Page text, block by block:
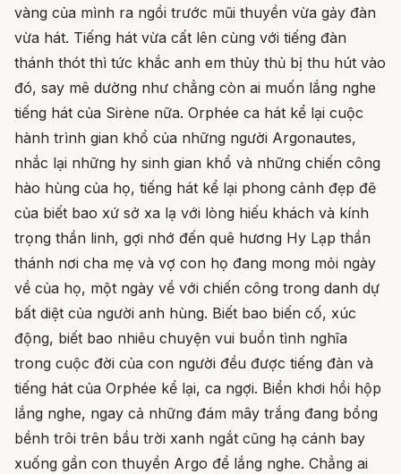
vàng của mình ra ngồi trước mũi thuyền vừa gảy đàn
vừa hát. Tiếng hát vừa cất lên cùng với tiếng đàn
thánh thót thì tức khắc anh em thủy thủ bị thu hút vào
đó, say mê dường như chẳng còn ai muốn lắng nghe
tiếng hát của Sirène nữa. Orphée ca hát kể lại cuộc
hành trình gian khổ của những người Argonautes,
nhắc lại những hy sinh gian khổ và những chiến công
hào hùng của họ, tiếng hát kể lại phong cảnh đẹp đẽ
của biết bao xứ sở xa lạ với lòng hiếu khách và kính
trọng thần linh, gợi nhớ đến quê hương Hy Lạp thần
thánh nơi cha mẹ và vợ con họ đang mong mỏi ngày
về của họ, một ngày về với chiến công trong danh dự
bất diệt của người anh hùng. Biết bao biến cố, xúc
động, biết bao nhiêu chuyện vui buồn tình nghĩa
trong cuộc đời của con người đều được tiếng đàn và
tiếng hát của Orphée kể lại, ca ngợi. Biển khơi hồi hộp
lắng nghe, ngay cả những đám mây trắng đang bồng
bềnh trôi trên bầu trời xanh ngắt cũng hạ cánh bay
xuống gần con thuyền Argo để lắng nghe. Chẳng ai